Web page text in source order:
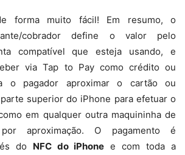
forma muito fácil! Em resumo, o
cobrador define o valor pelo
compatível que esteja usando, e
via Tap to Pay como crédito ou
o pagador aproximar o cartão ou
superior do iPhone para efetuar o
em qualquer outra maquininha de
aproximação. O pagamento é
do NFC do iPhone e com toda a